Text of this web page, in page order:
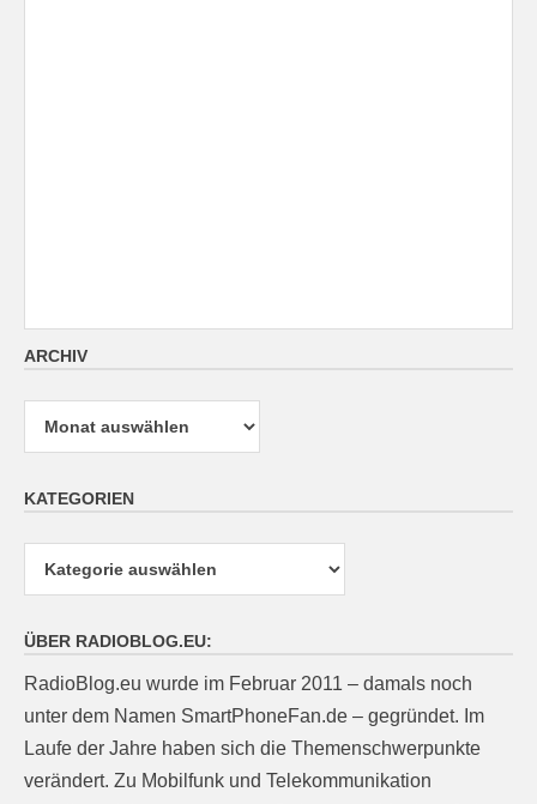
ARCHIV
Archiv
KATEGORIEN
ÜBER RADIOBLOG.EU:
RadioBlog.eu wurde im Februar 2011 – damals noch
unter dem Namen SmartPhoneFan.de – gegründet. Im
Laufe der Jahre haben sich die Themenschwerpunkte
verändert. Zu Mobilfunk und Telekommunikation